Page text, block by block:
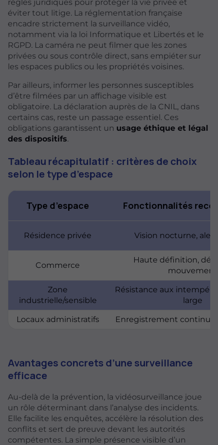
règles juridiques pour protéger la vie privée et
éviter tout litige. La réglementation française
encadre strictement la surveillance vidéo,
notamment via la loi Informatique et Libertés et le
RGPD. La caméra ne peut filmer que les zones
privées ou sous contrôle direct, sans empiéter sur
les espaces publics ou les propriétés voisines.
Par ailleurs, informer les personnes susceptibles
d’être filmées par un affichage visible est
obligatoire. La déclaration auprès de la CNIL, dans
certains cas, reste un passage essentiel. Ces
obligations garantissent un usage éthique et légal
des dispositifs.
Tableau récapitulatif : critères de choix
selon le type d’espace
Type d’espace Fonctionnalités
Résidence privée Vision nocturne,
Commerce
Haute définition,
mouvement
Zone
industrielle/sensible
Résistance aux
large
Locaux administratifs Enregistrement continu,
Avantages concrets d’une surveillance
efficace
Au-delà de la prévention, la vidéosurveillance joue
un rôle déterminant dans l’analyse des incidents.
Elle facilite les enquêtes, accélère la résolution des
conflits et sert de preuve devant les autorités
compétentes. La simple présence visible d’un